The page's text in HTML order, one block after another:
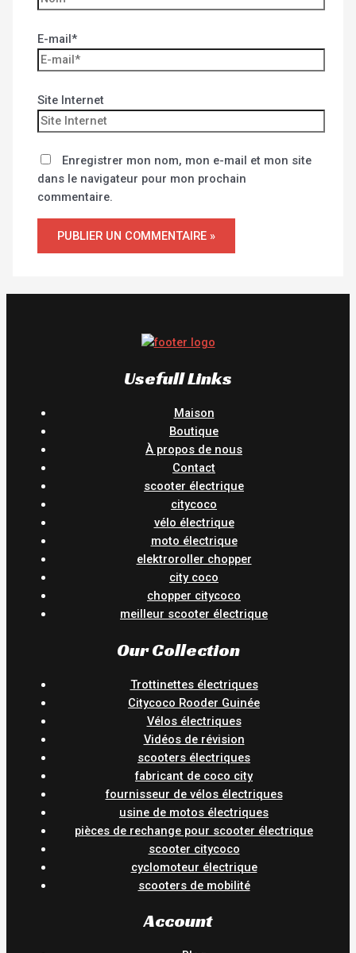
E-mail*
Site Internet
Enregistrer mon nom, mon e-mail et mon site
dans le navigateur pour mon prochain
commentaire.
Usefull Links
Maison
Boutique
À propos de nous
Contact
scooter électrique
citycoco
vélo électrique
moto électrique
elektroroller chopper
city coco
chopper citycoco
meilleur scooter électrique
Our Collection
Trottinettes électriques
Citycoco Rooder Guinée
Vélos électriques
Vidéos de révision
scooters électriques
fabricant de coco city
fournisseur de vélos électriques
usine de motos électriques
pièces de rechange pour scooter électrique
scooter citycoco
cyclomoteur électrique
scooters de mobilité
Account